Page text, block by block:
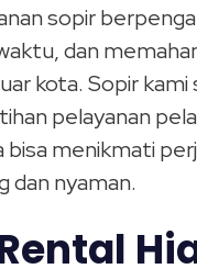
sopir
dan
kota. Sopir kami
pelayanan
bisa menikmati
dan nyaman.